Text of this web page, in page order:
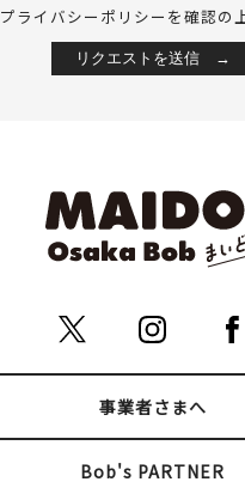
プライバシーポリシーを確認の
事業者さまへ
Bob's PARTNER